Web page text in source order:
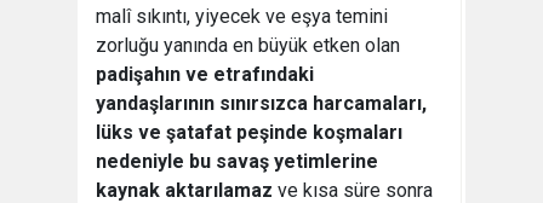
malî sıkıntı, yiyecek ve eşya temini
zorluğu yanında en büyük etken olan
padişahın ve etrafındaki
yandaşlarının sınırsızca harcamaları,
lüks ve şatafat peşinde koşmaları
nedeniyle bu savaş yetimlerine
kaynak aktarılamaz ve kısa süre sonra